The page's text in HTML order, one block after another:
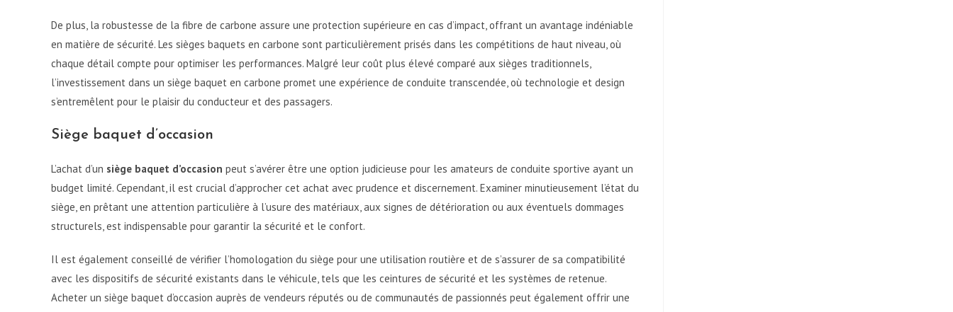
De plus, la robustesse de la fibre de carbone assure une protection supérieure en cas d’impact, offrant un avantage indéniable
en matière de sécurité. Les sièges baquets en carbone sont particulièrement prisés dans les compétitions de haut niveau, où
chaque détail compte pour optimiser les performances. Malgré leur coût plus élevé comparé aux sièges traditionnels,
l’investissement dans un siège baquet en carbone promet une expérience de conduite transcendée, où technologie et design
s’entremêlent pour le plaisir du conducteur et des passagers.
Siège baquet d’occasion
L’achat d’un siège baquet d’occasion peut s’avérer être une option judicieuse pour les amateurs de conduite sportive ayant un
budget limité. Cependant, il est crucial d’approcher cet achat avec prudence et discernement. Examiner minutieusement l’état du
siège, en prêtant une attention particulière à l’usure des matériaux, aux signes de détérioration ou aux éventuels dommages
structurels, est indispensable pour garantir la sécurité et le confort.
Il est également conseillé de vérifier l’homologation du siège pour une utilisation routière et de s’assurer de sa compatibilité
avec les dispositifs de sécurité existants dans le véhicule, tels que les ceintures de sécurité et les systèmes de retenue.
Acheter un siège baquet d’occasion auprès de vendeurs réputés ou de communautés de passionnés peut également offrir une